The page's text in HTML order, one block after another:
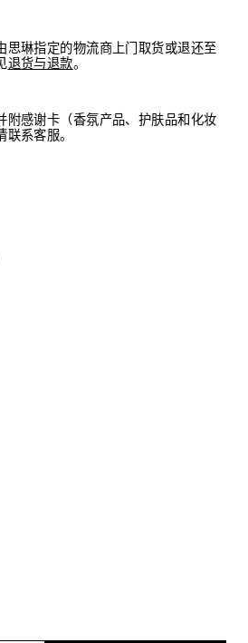
思琳指定的物流商上门取货或退还至
退货与退款。
附感谢卡（香氛产品、护肤品和化妆
系客服。